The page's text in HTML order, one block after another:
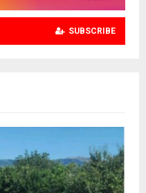
SUBSCRIBE